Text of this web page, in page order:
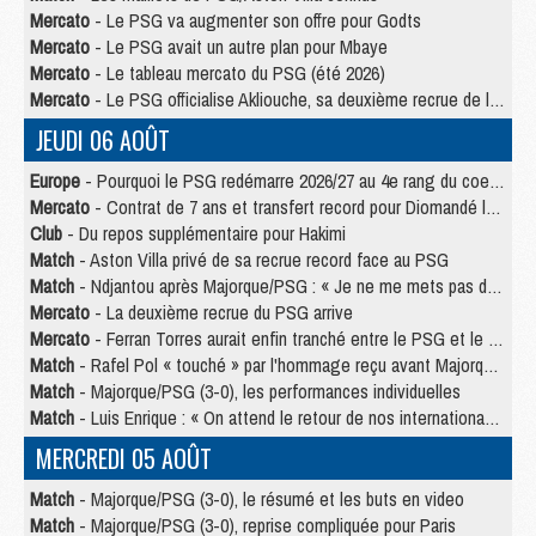
Mercato - Le PSG va augmenter son offre pour Godts
Mercato - Le PSG avait un autre plan pour Mbaye
Mercato - Le tableau mercato du PSG (été 2026)
Mercato - Le PSG officialise Akliouche, sa deuxième recrue de l’été
JEUDI 06 AOÛT
Europe - Pourquoi le PSG redémarre 2026/27 au 4e rang du coefficient UEFA
Mercato - Contrat de 7 ans et transfert record pour Diomandé loin du PSG
Club - Du repos supplémentaire pour Hakimi
Match - Aston Villa privé de sa recrue record face au PSG
Match - Ndjantou après Majorque/PSG : « Je ne me mets pas de plafond »
Mercato - La deuxième recrue du PSG arrive
Mercato - Ferran Torres aurait enfin tranché entre le PSG et le Barça
Match - Rafel Pol « touché » par l'hommage reçu avant Majorque/PSG
Match - Majorque/PSG (3-0), les performances individuelles
Match - Luis Enrique : « On attend le retour de nos internationaux »
MERCREDI 05 AOÛT
Match - Majorque/PSG (3-0), le résumé et les buts en video
Match - Majorque/PSG (3-0), reprise compliquée pour Paris